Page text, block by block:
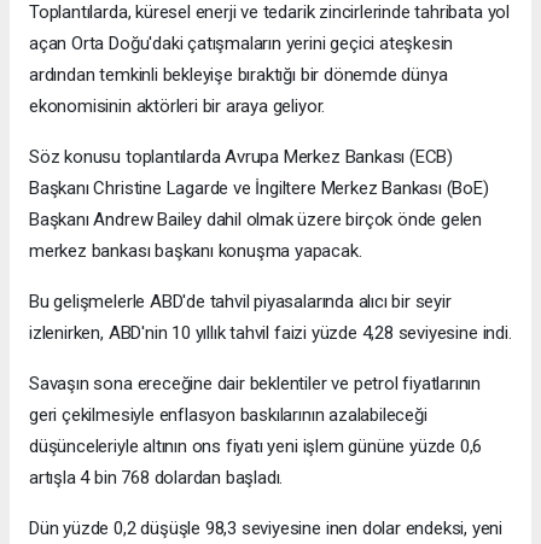
Toplantılarda, küresel enerji ve tedarik zincirlerinde tahribata yol
açan Orta Doğu'daki çatışmaların yerini geçici ateşkesin
ardından temkinli bekleyişe bıraktığı bir dönemde dünya
ekonomisinin aktörleri bir araya geliyor.
Söz konusu toplantılarda Avrupa Merkez Bankası (ECB)
Başkanı Christine Lagarde ve İngiltere Merkez Bankası (BoE)
Başkanı Andrew Bailey dahil olmak üzere birçok önde gelen
merkez bankası başkanı konuşma yapacak.
Bu gelişmelerle ABD'de tahvil piyasalarında alıcı bir seyir
izlenirken, ABD'nin 10 yıllık tahvil faizi yüzde 4,28 seviyesine indi.
Savaşın sona ereceğine dair beklentiler ve petrol fiyatlarının
geri çekilmesiyle enflasyon baskılarının azalabileceği
düşünceleriyle altının ons fiyatı yeni işlem gününe yüzde 0,6
artışla 4 bin 768 dolardan başladı.
Dün yüzde 0,2 düşüşle 98,3 seviyesine inen dolar endeksi, yeni